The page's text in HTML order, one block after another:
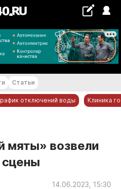
+30 °С
Статьи
отключений воды Клиника
мяты» возвели
14.06.2023, 15:30